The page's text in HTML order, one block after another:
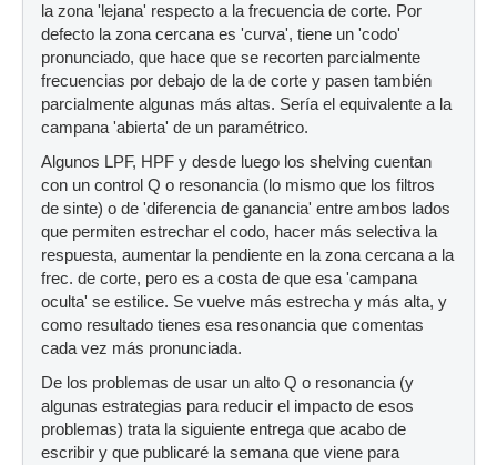
la zona 'lejana' respecto a la frecuencia de corte. Por
defecto la zona cercana es 'curva', tiene un 'codo'
pronunciado, que hace que se recorten parcialmente
frecuencias por debajo de la de corte y pasen también
parcialmente algunas más altas. Sería el equivalente a la
campana 'abierta' de un paramétrico.
Algunos LPF, HPF y desde luego los shelving cuentan
con un control Q o resonancia (lo mismo que los filtros
de sinte) o de 'diferencia de ganancia' entre ambos lados
que permiten estrechar el codo, hacer más selectiva la
respuesta, aumentar la pendiente en la zona cercana a la
frec. de corte, pero es a costa de que esa 'campana
oculta' se estilice. Se vuelve más estrecha y más alta, y
como resultado tienes esa resonancia que comentas
cada vez más pronunciada.
De los problemas de usar un alto Q o resonancia (y
algunas estrategias para reducir el impacto de esos
problemas) trata la siguiente entrega que acabo de
escribir y que publicaré la semana que viene para